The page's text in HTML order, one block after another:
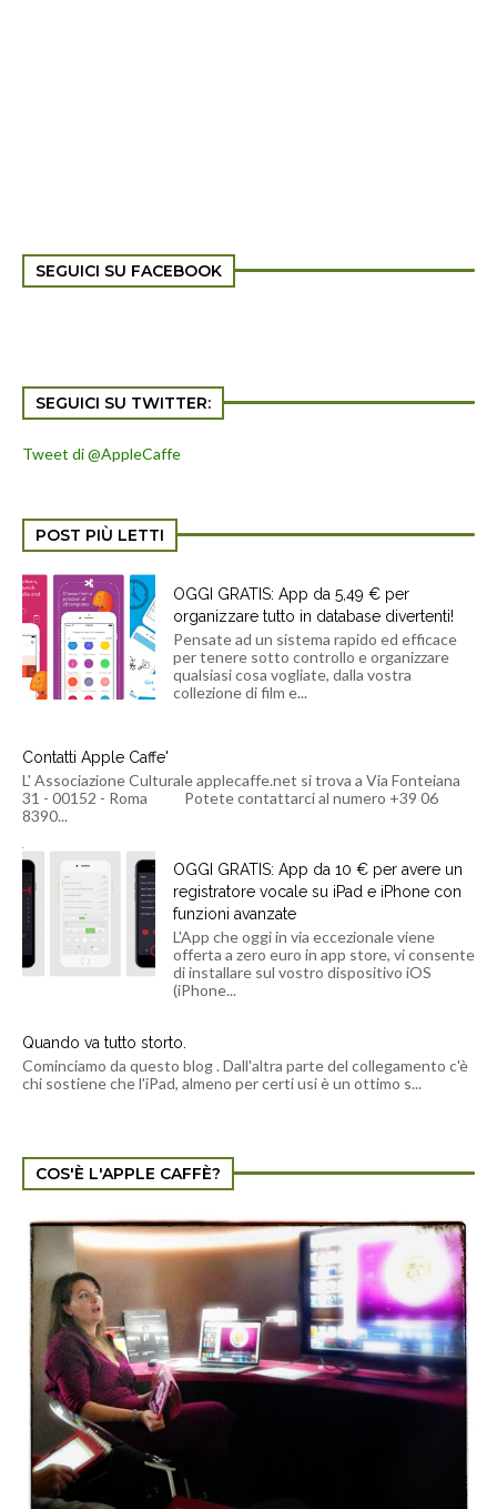
SEGUICI SU FACEBOOK
SEGUICI SU TWITTER:
Tweet di @AppleCaffe
POST PIÙ LETTI
OGGI GRATIS: App da 5,49 € per
organizzare tutto in database divertenti!
Pensate ad un sistema rapido ed efficace
per tenere sotto controllo e organizzare
qualsiasi cosa vogliate, dalla vostra
collezione di film e...
Contatti Apple Caffe'
L' Associazione Culturale applecaffe.net si trova a Via Fonteiana
31 - 00152 - Roma Potete contattarci al numero +39 06
8390...
OGGI GRATIS: App da 10 € per avere un
registratore vocale su iPad e iPhone con
funzioni avanzate
L'App che oggi in via eccezionale viene
offerta a zero euro in app store, vi consente
di installare sul vostro dispositivo iOS
(iPhone...
Quando va tutto storto.
Cominciamo da questo blog . Dall'altra parte del collegamento c'è
chi sostiene che l'iPad, almeno per certi usi è un ottimo s...
COS'È L'APPLE CAFFÈ?